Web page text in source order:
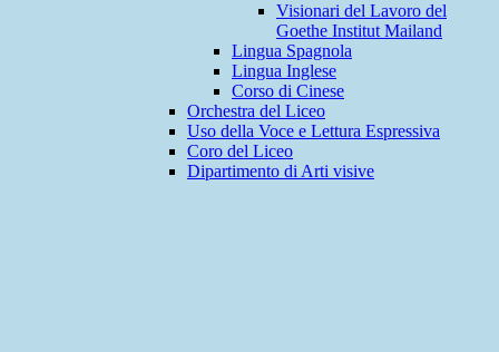
Visionari del Lavoro del
Goethe Institut Mailand
Lingua Spagnola
Lingua Inglese
Corso di Cinese
Orchestra del Liceo
Uso della Voce e Lettura Espressiva
Coro del Liceo
Dipartimento di Arti visive